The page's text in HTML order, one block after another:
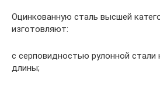
Оцинкованную сталь высшей
изготовляют:
с серповидностью рулонной стали
длины;